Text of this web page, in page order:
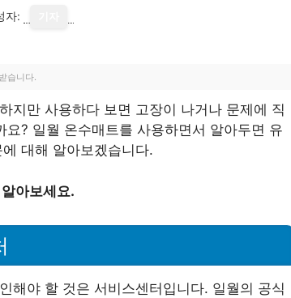
자:
습니다.
지만 사용하다 보면 고장이 나거나 문제에 직
? 일월 온수매트를 사용하면서 알아두면 유
대해 알아보겠습니다.
아보세요.
해야 할 것은 서비스센터입니다. 일월의 공식